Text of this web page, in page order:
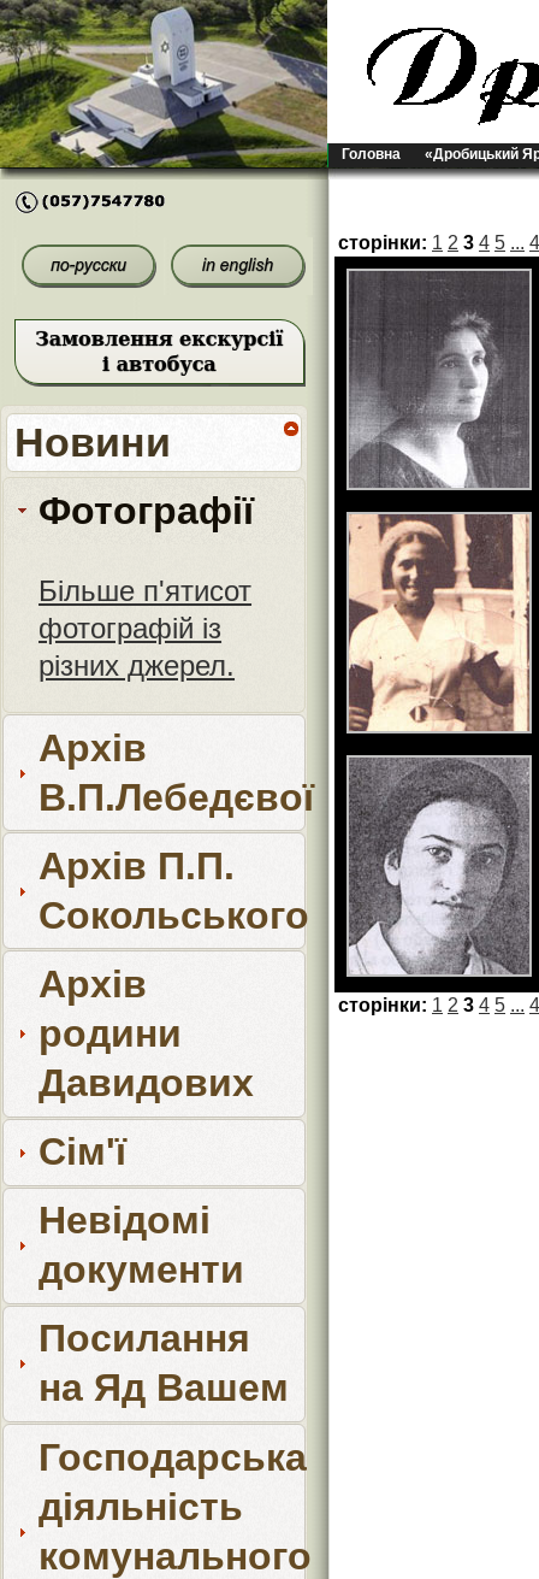
Головна «Дробицький
Новини
Фотографії
Більше п'ятисот
фотографій із
різних джерел.
Архів
В.П.Лебедєвої
Архів П.П.
Сокольського
Архів
родини
Давидових
Сім'ї
Невідомі
документи
Посилання
на Яд Вашем
Господарська
діяльність
комунального
сторінки: 1 2 3 4 5 ...
сторінки: 1 2 3 4 5 ...